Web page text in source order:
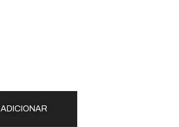
ADICIONAR